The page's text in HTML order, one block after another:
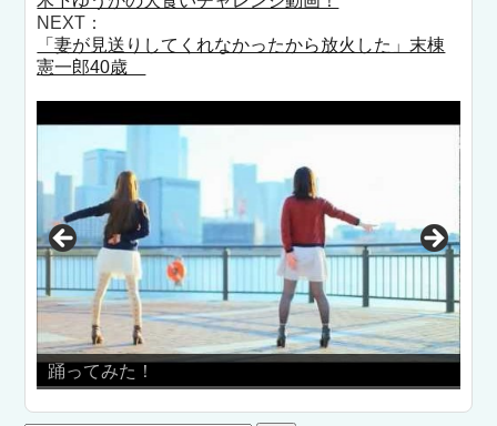
NEXT：
「妻が見送りしてくれなかったから放火した」末棟
憲一郎40歳